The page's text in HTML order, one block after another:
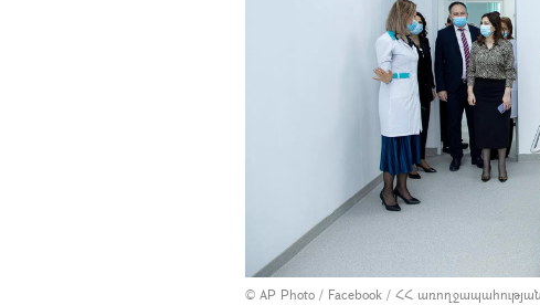
© AP Photo / Facebook / ՀՀ